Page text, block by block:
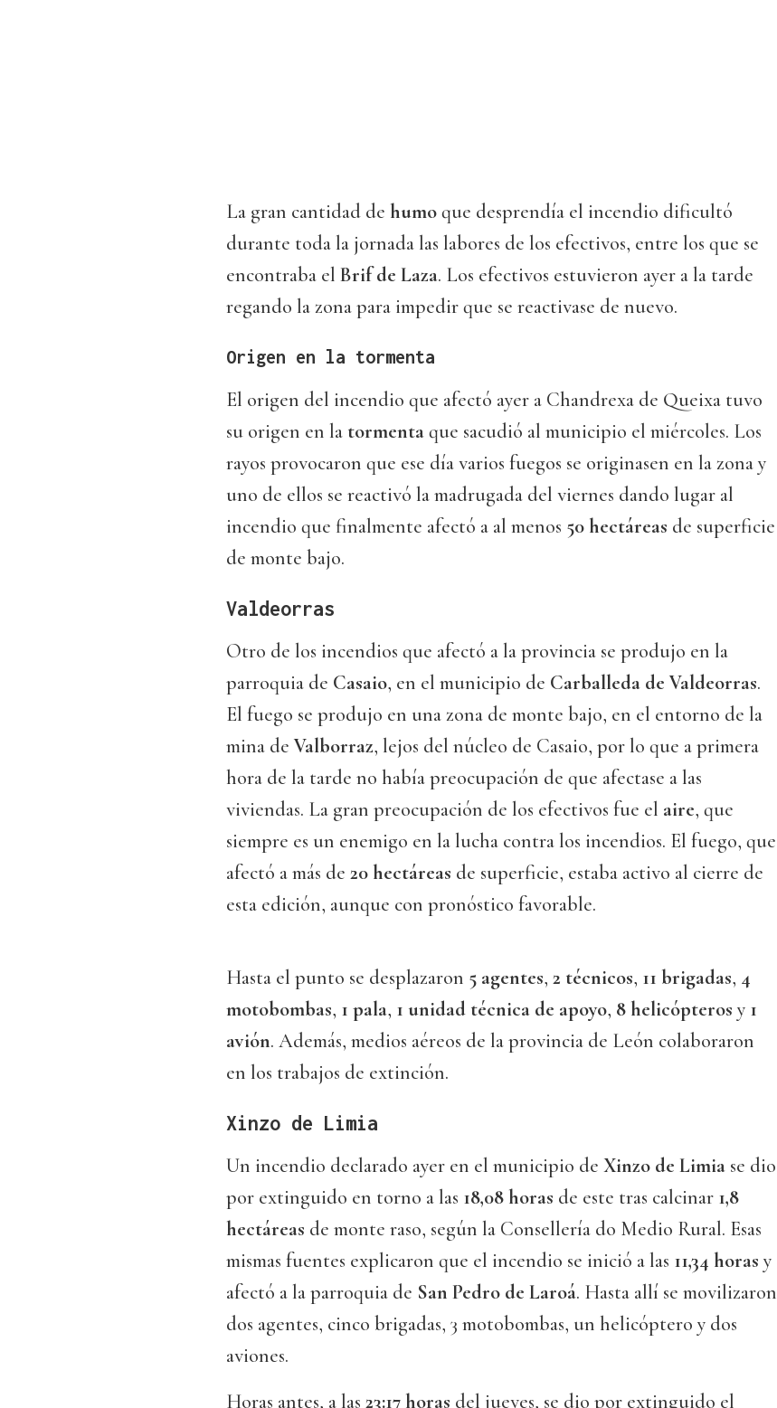
La gran cantidad de humoque desprendía el incendio dificultó
durante toda la jornada las labores de los efectivos, entre los que se
encontraba el Brif de Laza. Los efectivos estuvieron ayer a la tarde
regando la zona para impedir que se reactivase de nuevo.
Origen en la tormenta
El origen del incendio que afectó ayer a Chandrexa de Queixa tuvo
su origen en la tormentaque sacudió al municipio el miércoles. Los
rayos provocaron que ese día varios fuegos se originasen en la zona y
uno de ellos se reactivó la madrugada del viernes dando lugar al
incendio que finalmente afectó a al menos 50 hectáreas de superficie
de monte bajo.
Valdeorras
Otro de los incendios que afectó a la provincia se produjo en la
parroquia de Casaio, en el municipio de Carballeda de Valdeorras.
El fuego se produjo en una zona de monte bajo, en el entorno de la
mina de Valborraz, lejos del núcleo de Casaio, por lo que a primera
hora de la tarde no había preocupación de que afectase a las
viviendas. La gran preocupación de los efectivos fue el aire, que
siempre es un enemigo en la lucha contra los incendios. El fuego, que
afectó a más de 20 hectáreas de superficie, estaba activo al cierre de
esta edición, aunque con pronóstico favorable.
Hasta el punto se desplazaron 5 agentes, 2 técnicos, 11 brigadas, 4
motobombas, 1 pala, 1 unidad técnica de apoyo, 8 helicópteros y 1
avión. Además, medios aéreos de la provincia de León colaboraron
en los trabajos de extinción.
Xinzo de Limia
Un incendio declarado ayer en el municipio de Xinzo de Limia se dio
por extinguido en torno a las 18,08 horas de este tras calcinar 1,8
hectáreas de monte raso, según la Consellería do Medio Rural. Esas
mismas fuentes explicaron que el incendio se inició a las 11,34 horas y
afectó a la parroquia de San Pedro de Laroá. Hasta allí se movilizaron
dos agentes, cinco brigadas, 3 motobombas, un helicóptero y dos
aviones.
Horas antes, a las 23:17 horas del jueves, se dio por extinguido el